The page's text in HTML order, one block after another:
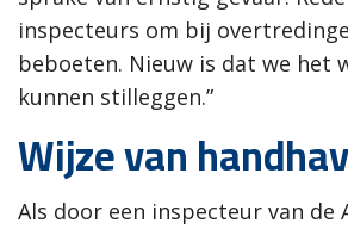
inspecteurs om bij
beboeten. Nieuw is dat we het
kunnen stilleggen.”
Wijze van
Als door een inspecteur van de